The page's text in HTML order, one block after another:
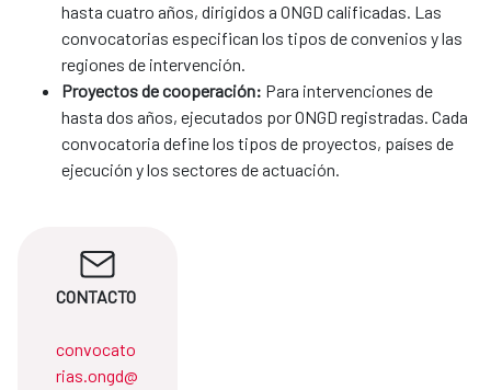
hasta cuatro años, dirigidos a ONGD calificadas. Las
convocatorias especifican los tipos de convenios y las
regiones de intervención.
Proyectos de cooperación: Para intervenciones de
hasta dos años, ejecutados por ONGD registradas. Cada
convocatoria define los tipos de proyectos, países de
ejecución y los sectores de actuación.
CONTACTO
convocato
rias.ongd@